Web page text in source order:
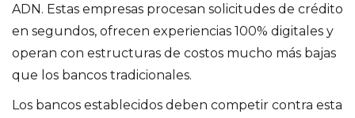
ADN. Estas empresas procesan solicitudes de crédito
en segundos, ofrecen experiencias 100% digitales y
operan con estructuras de costos mucho más bajas
que los bancos tradicionales.
Los bancos establecidos deben competir contra esta